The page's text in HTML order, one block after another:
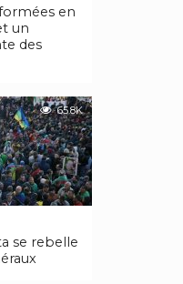
en
un
des
65.8K
se rebelle